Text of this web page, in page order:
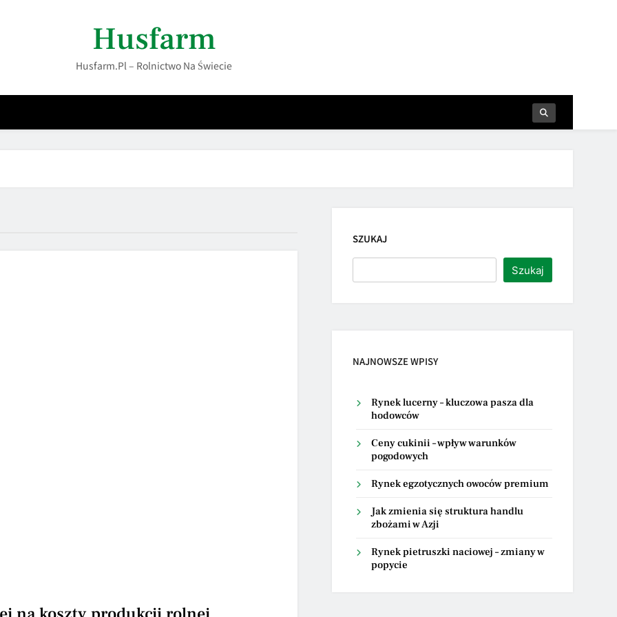
Husfarm
Husfarm.pl – Rolnictwo Na Świecie
SZUKAJ
Szukaj
NAJNOWSZE WPISY
Rynek lucerny – kluczowa pasza dla
hodowców
Ceny cukinii – wpływ warunków
pogodowych
Rynek egzotycznych owoców premium
Jak zmienia się struktura handlu
zbożami w Azji
Rynek pietruszki naciowej – zmiany w
popycie